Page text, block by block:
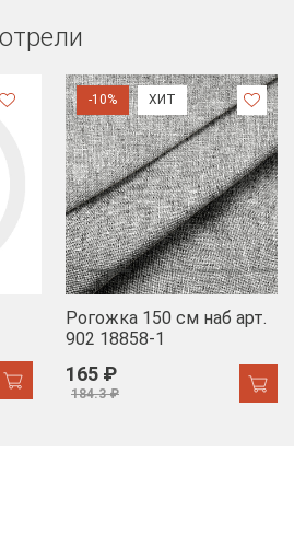
-10% ХИТ
Рогожка 150 см наб арт.
902 18858-1
165 ₽
184.3 ₽